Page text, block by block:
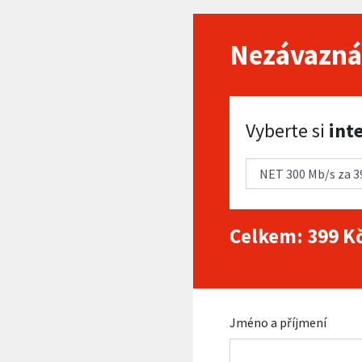
Vyberte si internet
Vyberte si
Celkem: 399
Jméno a příjmení